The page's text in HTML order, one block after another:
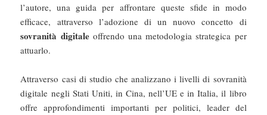
l’autore, una guida per affrontare queste sfide in modo
efficace, attraverso l’adozione di un nuovo concetto di
sovranità digitaleoffrendo una metodologia strategica per
attuarlo.
Attraverso casi di studio che analizzano i livelli di sovranità
digitale negli Stati Uniti, in Cina, nell’UE e in Italia, il libro
offre approfondimenti importanti per politici, leader del